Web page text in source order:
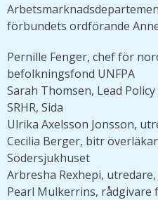
förbundets ordförande
Pernille Fenger, chef för
befolkningsfond UNFPA
Sarah Thomsen, Lead
SRHR, Sida
Ulrika Axelsson Jonsson,
Cecilia Berger, bitr
Södersjukhuset
Arbresha Rexhepi,
Pearl Mulkerrins,